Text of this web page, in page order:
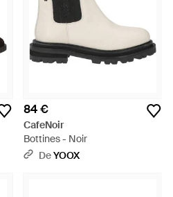
84 €
CafeNoir
Bottines - Noir
DeYOOX